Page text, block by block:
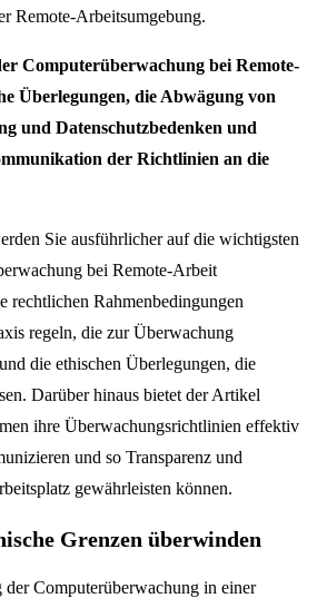
Remote-Arbeitsumgebung.
Computerüberwachung bei Remote-
Überlegungen, die Abwägung von
und Datenschutzbedenken und
der Richtlinien an die
Sie ausführlicher auf die wichtigsten
bei Remote-Arbeit
rechtlichen Rahmenbedingungen
regeln, die zur Überwachung
die ethischen Überlegungen, die
Darüber hinaus bietet der Artikel
ihre Überwachungsrichtlinien effektiv
und so Transparenz und
gewährleisten können.
Grenzen überwinden
Computerüberwachung in einer